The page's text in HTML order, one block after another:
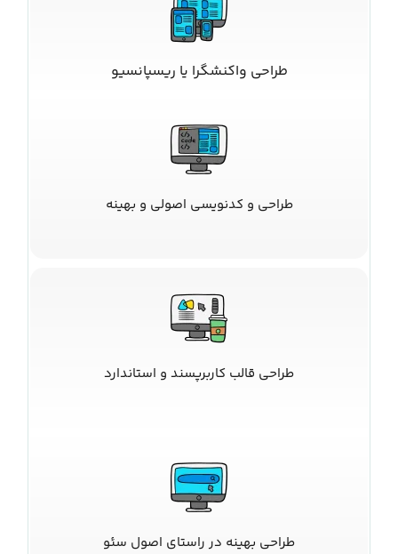
طراحی واکنشگرا یا ریسپانسیو
طراحی و کدنویسی اصولی و بهینه
طراحی قالب کاربرپسند و استاندارد
طراحی بهینه در راستای اصول سئو